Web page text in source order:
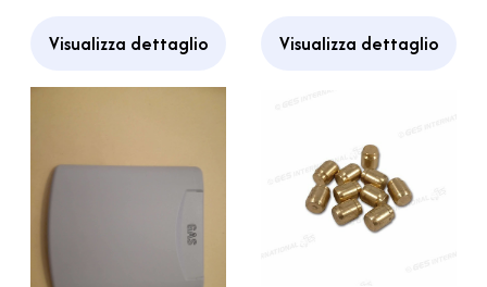
Visualizza dettaglio
Motorhome Ricambio
Visualizza dettaglio